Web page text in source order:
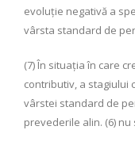
evoluţie negativă a
vârsta standard de
(7) În situaţia în care
contributiv, a stagiului
vârstei standard de
prevederile alin. (6) nu